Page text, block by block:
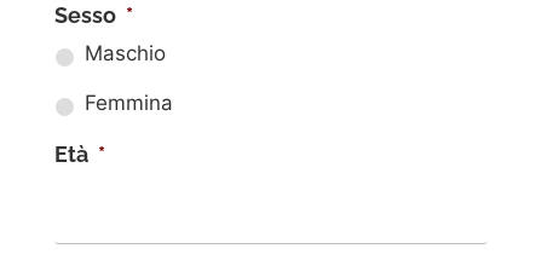
Sesso *
Maschio
Femmina
Età *